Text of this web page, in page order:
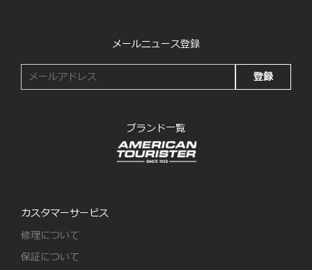
メールニュース登録
登録
ブランド一覧
カスタマーサービス
修理について
保証について